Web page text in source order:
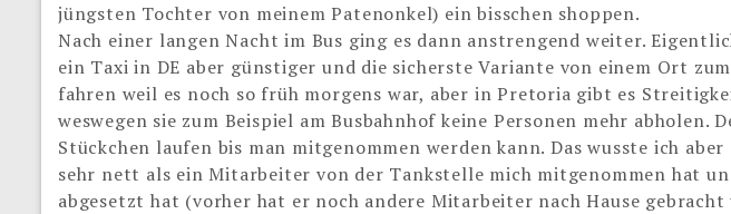
jüngsten Tochter von meinem Patenonkel) ein bisschen shoppen.
Nach einer langen Nacht im Bus ging es dann anstrengend weiter.
ein Taxi in DE aber günstiger und die sicherste Variante von einem Ort
fahren weil es noch so früh morgens war, aber in Pretoria gibt es
weswegen sie zum Beispiel am Busbahnhof keine Personen mehr abholen.
Stückchen laufen bis man mitgenommen werden kann. Das wusste ich
sehr nett als ein Mitarbeiter von der Tankstelle mich mitgenommen hat
abgesetzt hat (vorher hat er noch andere Mitarbeiter nach Hause